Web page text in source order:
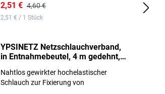
2,51 € 4,60 €
2,51 € / 1 Stück
YPSINETZ Netzschlauchverband,
in Entnahmebeutel, 4 m gedehnt,
Nahtlos gewirkter hochelastischer
Schlauch zur Fixierung von